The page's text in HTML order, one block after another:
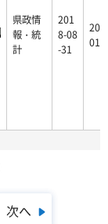
県政情
報・統
計
201
8-08
-31
01-
次へ